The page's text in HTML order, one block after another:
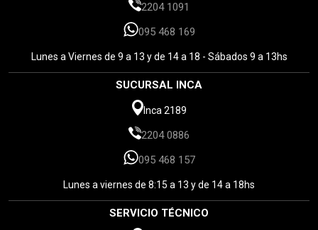
2204 1091
095 468 169
Lunes a Viernes de 9 a 13 y de 14 a 18 - Sábados 9 a 13hs
SUCURSAL INCA
Inca 2189
2204 0886
095 468 157
Lunes a viernes de 8:15 a 13 y de 14 a 18hs
SERVICIO TÉCNICO